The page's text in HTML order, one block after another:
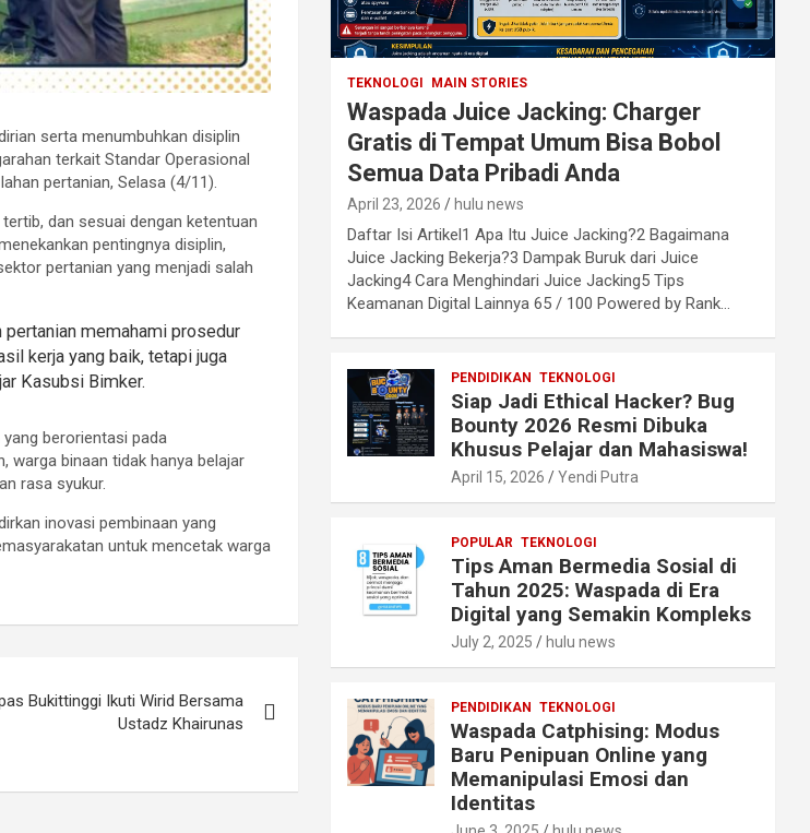
serta menumbuhkan disiplin
terkait Standar Operasional
pertanian, Selasa (4/11).
dan sesuai dengan ketentuan
pentingnya disiplin,
pertanian yang menjadi salah
pertanian memahami prosedur
kerja yang baik, tetapi juga
Kasubsi Bimker.
berorientasi pada
warga binaan tidak hanya belajar
rasa syukur.
inovasi pembinaan yang
untuk mencetak warga
Bukittinggi Ikuti Wirid Bersama
Ustadz Khairunas
TEKNOLOGI MAIN STORIES
Waspada Juice Jacking: Charger
Gratis di Tempat Umum Bisa Bobol
Semua Data Pribadi Anda
April 23, 2026 hulu news
Daftar Isi Artikel1 Apa Itu Juice Jacking?2 Bagaimana
Juice Jacking Bekerja?3 Dampak Buruk dari Juice
Jacking4 Cara Menghindari Juice Jacking5 Tips
Keamanan Digital Lainnya 65 / 100 Powered by Rank…
PENDIDIKAN TEKNOLOGI
Siap Jadi Ethical Hacker? Bug
Bounty 2026 Resmi Dibuka
Khusus Pelajar dan Mahasiswa!
April 15, 2026 Yendi Putra
POPULAR TEKNOLOGI
Tips Aman Bermedia Sosial di
Tahun 2025: Waspada di Era
Digital yang Semakin Kompleks
July 2, 2025 hulu news
PENDIDIKAN TEKNOLOGI
Waspada Catphising: Modus
Baru Penipuan Online yang
Memanipulasi Emosi dan
Identitas